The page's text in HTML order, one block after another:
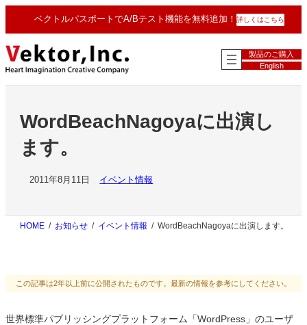
を
ス
キ
ッ
ベクトルパスポートでA/Bテスト機能を無料追加！ 詳しくはこちら
製品のご購入
English
WordBeachNagoyaに出演し
ます。
2011年8月11日 イベント情報
HOME お知らせ イベント情報 WordBeachNagoyaに出演します。
この記事は2年以上前に公開されたものです。最新の情報を参考にしてください。
世界標準パブリッシングプラットフォーム「WordPress」のユーザ